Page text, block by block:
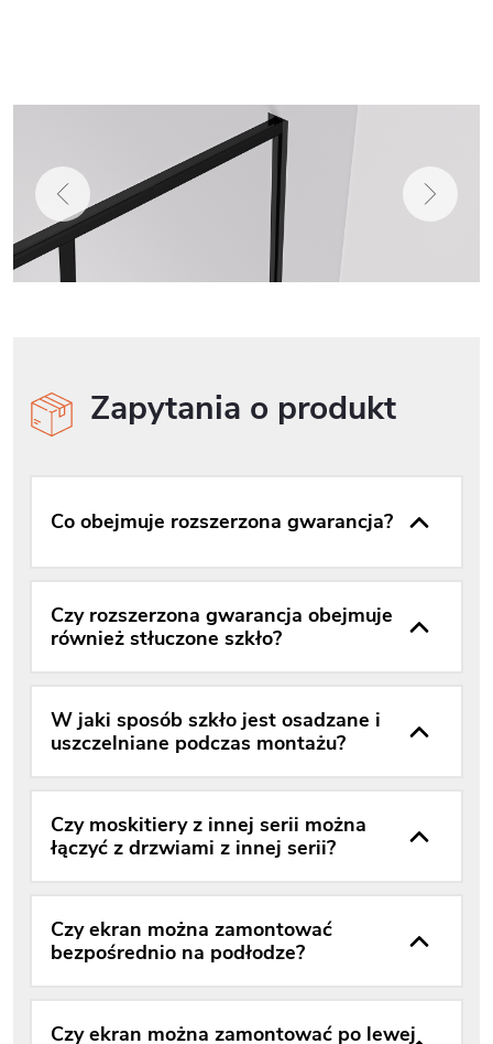
Zapytania o produkt
Co obejmuje rozszerzona gwarancja?
Czy rozszerzona gwarancja obejmuje
również stłuczone szkło?
W jaki sposób szkło jest osadzane i
uszczelniane podczas montażu?
Czy moskitiery z innej serii można
łączyć z drzwiami z innej serii?
Czy ekran można zamontować
bezpośrednio na podłodze?
Czy ekran można zamontować po lewej